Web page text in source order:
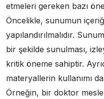
etmeleri gereken bazı
Öncelikle, sunumun
yapılandırılmalıdır.
bir şekilde sunulması,
kritik öneme sahiptir.
materyallerin kullanımı
Örneğin, bir doktor